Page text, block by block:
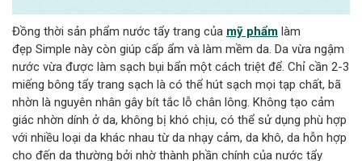
Đồng thời sản phẩm nước tẩy trang của mỹ phẩm làm
đẹp Simple này còn giúp cấp ẩm và làm mềm da. Da vừa ngậm
nước vừa được làm sạch bụi bẩn một cách triệt để. Chỉ cần 2-3
miếng bông tẩy trang sạch là có thể hút sạch mọi tạp chất, bã
nhờn là nguyên nhân gây bít tắc lỗ chân lông. Không tạo cảm
giác nhờn dính ở da, không bị khó chịu, có thể sử dụng phù hợp
với nhiều loại da khác nhau từ da nhạy cảm, da khô, da hỗn hợp
cho đến da thường bởi nhờ thành phần chính của nước tẩy